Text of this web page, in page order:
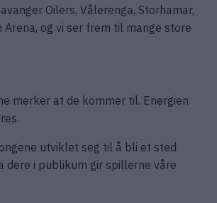
Oilers, Vålerenga, Storhamar,
og vi ser frem til mange store
merker at de kommer til. Energien
utviklet seg til å bli et sted
dere i publikum gir spillerne våre